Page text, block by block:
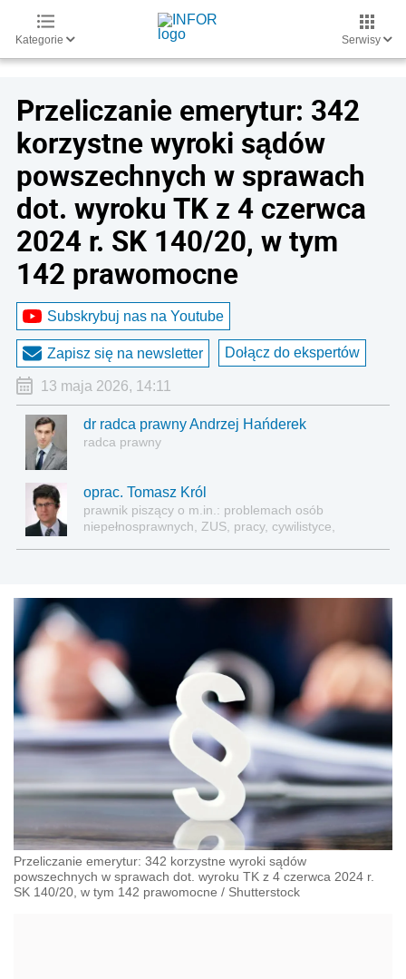
Kategorie Serwisy
Przeliczanie emerytur: 342
korzystne wyroki sądów
powszechnych w sprawach
dot. wyroku TK z 4 czerwca
2024 r. SK 140/20, w tym
142 prawomocne
Subskrybuj nas na Youtube
Zapisz się na newsletter Dołącz do ekspertów
13 maja 2026, 14:11
dr radca prawny Andrzej Hańderek
radca prawny
oprac. Tomasz Król
prawnik piszący o m.in.: problemach osób
niepełnosprawnych, ZUS, pracy, cywilistyce,
Przeliczanie emerytur: 342 korzystne wyroki sądów
powszechnych w sprawach dot. wyroku TK z 4 czerwca 2024 r.
SK 140/20, w tym 142 prawomocne / Shutterstock